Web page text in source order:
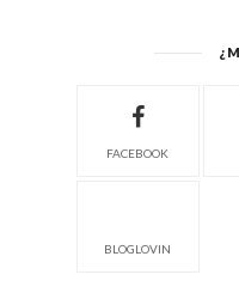
FACEBOOK
BLOGLOVIN